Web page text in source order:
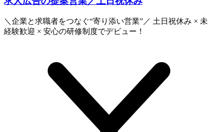
＼企業と求職者をつなぐ“寄り添い営業”／ 土日祝休み × 未
経験歓迎 × 安心の研修制度でデビュー！